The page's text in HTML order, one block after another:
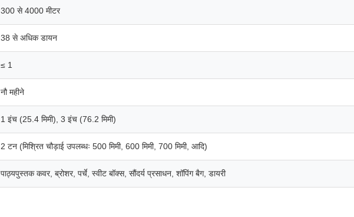
300 से 4000 मीटर
38 से अधिक डायन
≤ 1
नौ महीने
1 इंच (25.4 मिमी), 3 इंच (76.2 मिमी)
2 टन (मिश्रित चौड़ाई उपलब्धः 500 मिमी, 600 मिमी, 700 मिमी, आदि)
पाठ्यपुस्तक कवर, ब्रोशर, पर्चे, स्वीट बॉक्स, सौंदर्य प्रसाधन, शॉपिंग बैग, डायरी